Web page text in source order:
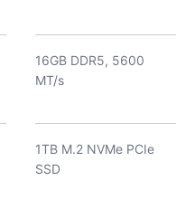
cores, 1.80 to 5.20 GHz
16GB DDR5, 5600
MT/s
1TB M.2 NVMe PCIe
SSD